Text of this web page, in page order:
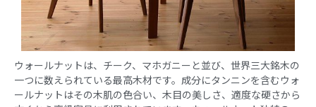
ウォールナットは、チーク、マホガニーと並び、世界三大銘木の
一つに数えられている最高木材です。成分にタンニンを含むウォ
ールナットはその木肌の色合い、木目の美しさ、適度な硬さから